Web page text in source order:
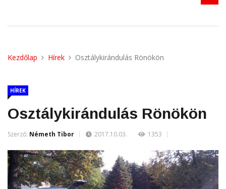
Kezdőlap Hírek Osztálykirándulás Rönökön
HÍREK
Osztálykirándulás Rönökön
Szerző: Németh Tibor 2017.10.03. 1353